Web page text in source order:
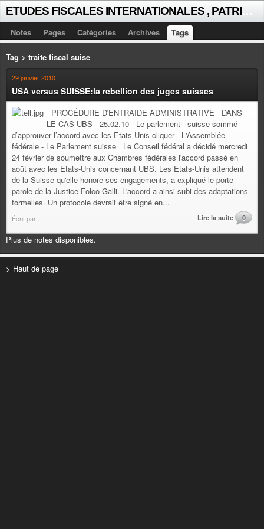
Notes Pages Catégories Archives Tags
Tag > traite fiscal suise
29 janvier 2010
USA versus SUISSE:la rebellion des juges suisses
PROCÉDURE D'ENTRAIDE ADMINISTRATIVE DANS
LE CAS UBS 25.02.10 Le parlement suisse sommé
d’approuver l’accord avec les Etats-Unis cliquer L'Assemblée
fédérale - Le Parlement suisse Le Conseil fédéral a décidé mercredi
24 février de soumettre aux Chambres fédérales l'accord passé en
août avec les Etats-Unis concernant UBS. Les Etats-Unis attendent
de la Suisse qu'elle honore ses engagements, a expliqué le porte-
parole de la Justice Folco Galli. L'accord a ainsi subi des adaptations
formelles. Un protocole devrait être signé en...
Écrit par Lire la suite 0
Plus de notes disponibles.
> Haut de page